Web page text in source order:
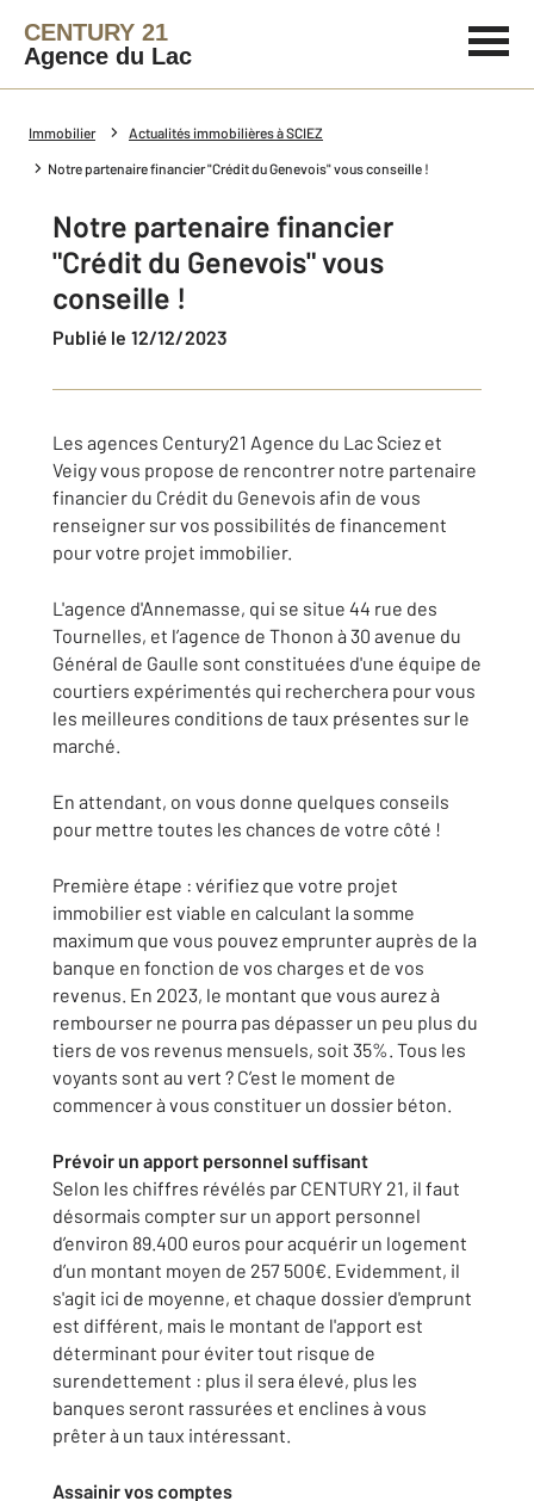
CENTURY 21
Agence du Lac
Immobilier Actualités immobilières à SCIEZ
Notre partenaire financier "Crédit du Genevois" vous conseille !
Notre partenaire financier
"Crédit du Genevois" vous
conseille !
Publié le 12/12/2023
Les agences Century21 Agence du Lac Sciez et
Veigy vous propose de rencontrer notre partenaire
financier du Crédit du Genevois afin de vous
renseigner sur vos possibilités de financement
pour votre projet immobilier.
L'agence d'Annemasse, qui se situe 44 rue des
Tournelles, et l’agence de Thonon à 30 avenue du
Général de Gaulle sont constituées d'une équipe de
courtiers expérimentés qui recherchera pour vous
les meilleures conditions de taux présentes sur le
marché.
En attendant, on vous donne quelques conseils
pour mettre toutes les chances de votre côté !
Première étape : vérifiez que votre projet
immobilier est viable en calculant la somme
maximum que vous pouvez emprunter auprès de la
banque en fonction de vos charges et de vos
revenus. En 2023, le montant que vous aurez à
rembourser ne pourra pas dépasser un peu plus du
tiers de vos revenus mensuels, soit 35%. Tous les
voyants sont au vert ? C’est le moment de
commencer à vous constituer un dossier béton.
Prévoir un apport personnel suffisant
Selon les chiffres révélés par CENTURY 21, il faut
désormais compter sur un apport personnel
d’environ 89.400 euros pour acquérir un logement
d’un montant moyen de 257 500€. Evidemment, il
s'agit ici de moyenne, et chaque dossier d'emprunt
est différent, mais le montant de l'apport est
déterminant pour éviter tout risque de
surendettement : plus il sera élevé, plus les
banques seront rassurées et enclines à vous
prêter à un taux intéressant.
Assainir vos comptes